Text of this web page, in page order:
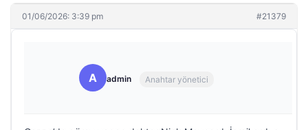
01/06/2026: 3:39 pm #21379
A admin Anahtar yönetici